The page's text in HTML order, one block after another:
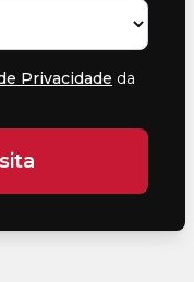
Privacidade da